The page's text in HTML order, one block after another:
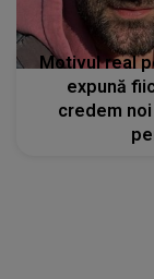
Motivul real
expună
credem